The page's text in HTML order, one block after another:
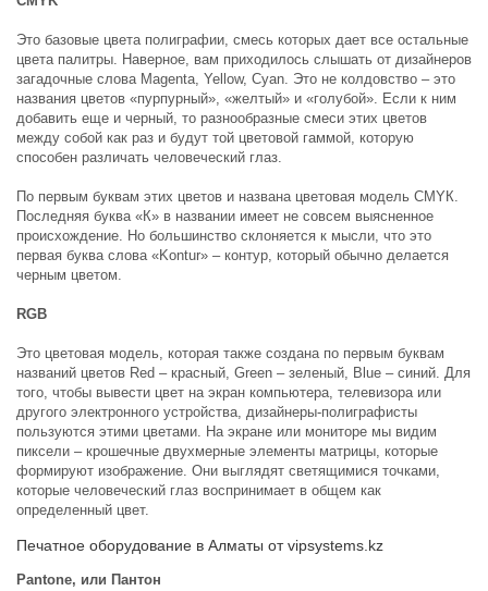
Это базовые цвета полиграфии, смесь которых дает все остальные
цвета палитры. Наверное, вам приходилось слышать от дизайнеров
загадочные слова Magenta, Yellow, Cyan. Это не колдовство – это
названия цветов «пурпурный», «желтый» и «голубой». Если к ним
добавить еще и черный, то разнообразные смеси этих цветов
между собой как раз и будут той цветовой гаммой, которую
способен различать человеческий глаз.
По первым буквам этих цветов и названа цветовая модель СМYК.
Последняя буква «К» в названии имеет не совсем выясненное
происхождение. Но большинство склоняется к мысли, что это
первая буква слова «Kontur» – контур, который обычно делается
черным цветом.
RGB
Это цветовая модель, которая также создана по первым буквам
названий цветов Red – красный, Green – зеленый, Blue – синий. Для
того, чтобы вывести цвет на экран компьютера, телевизора или
другого электронного устройства, дизайнеры-полиграфисты
пользуются этими цветами. На экране или мониторе мы видим
пиксели – крошечные двухмерные элементы матрицы, которые
формируют изображение. Они выглядят светящимися точками,
которые человеческий глаз воспринимает в общем как
определенный цвет.
Печатное оборудование в Алматы от vipsystems.kz
Pantone, или Пантон